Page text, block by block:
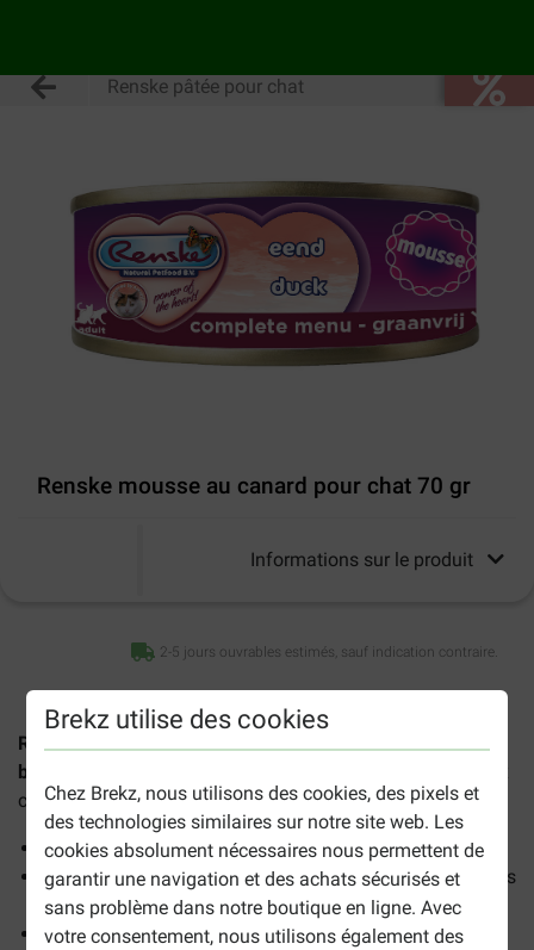
Brekz utilise des cookies
Chez Brekz, nous utilisons des cookies, des pixels et
des technologies similaires sur notre site web. Les
cookies absolument nécessaires nous permettent de
garantir une navigation et des achats sécurisés et
sans problème dans notre boutique en ligne. Avec
votre consentement, nous utilisons également des
Renske pâtée pour chat
Renske mousse au canard pour chat 70 gr
Informations sur le produit
2-5 jours ouvrables estimés, sauf indication contraire.
Renske mousse au canard pour chat (70 grammes par
boîte)
canard.
Sans gluten ni céréales
Exempt de conservateurs et d'agents colorants, odorants
et aromatisants
Peut être combiné avec de la nourriture sèche